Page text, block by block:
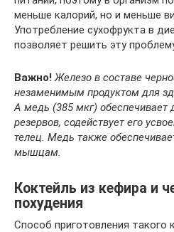
меньше калорий, но и меньше
Употребление сухофрукта в
позволяет решить эту
Важно! Железо в составе
незаменимым продуктом для
А медь (385 мкг) обеспечивает
резервов, содействует его
телец. Медь также
мышцам.
Коктейль из кефира и
похудения
Способ приготовления такого